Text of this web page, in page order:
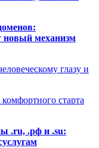
новый механизм
глазу и
старта
.ru, .рф и .su: